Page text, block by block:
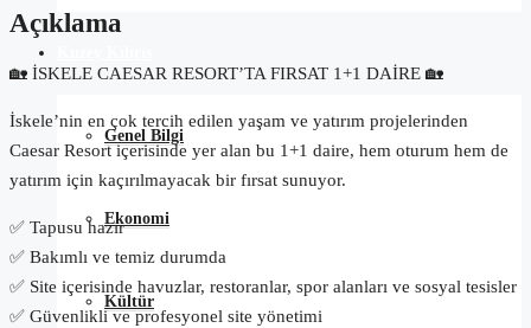
Genel Bilgi
Ekonomi
Kültür
Açıklama
🏡 İSKELE CAESAR RESORT’TA FIRSAT 1+1 DAİRE 🏡
İskele’nin en çok tercih edilen yaşam ve yatırım projelerinden
Caesar Resort içerisinde yer alan bu 1+1 daire, hem oturum hem de
yatırım için kaçırılmayacak bir fırsat sunuyor.
✅ Tapusu hazır
✅ Bakımlı ve temiz durumda
✅ Site içerisinde havuzlar, restoranlar, spor alanları ve sosyal tesisler
✅ Güvenlikli ve profesyonel site yönetimi